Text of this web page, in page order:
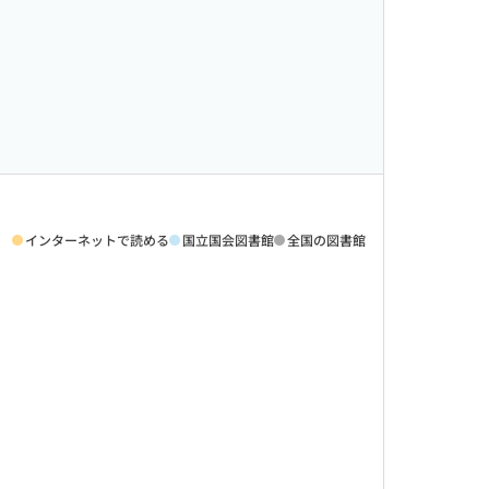
インターネットで読める 国立国会図書館 全国の図書館